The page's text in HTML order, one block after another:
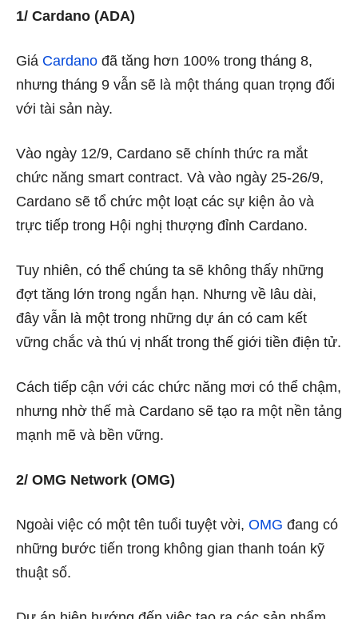
1/ Cardano (ADA)
Giá Cardano đã tăng hơn 100% trong tháng 8,
nhưng tháng 9 vẫn sẽ là một tháng quan trọng đối
với tài sản này.
Vào ngày 12/9, Cardano sẽ chính thức ra mắt
chức năng smart contract. Và vào ngày 25-26/9,
Cardano sẽ tổ chức một loạt các sự kiện ảo và
trực tiếp trong Hội nghị thượng đỉnh Cardano.
Tuy nhiên, có thể chúng ta sẽ không thấy những
đợt tăng lớn trong ngắn hạn. Nhưng về lâu dài,
đây vẫn là một trong những dự án có cam kết
vững chắc và thú vị nhất trong thế giới tiền điện tử.
Cách tiếp cận với các chức năng mơi có thể chậm,
nhưng nhờ thế mà Cardano sẽ tạo ra một nền tảng
mạnh mẽ và bền vững.
2/ OMG Network (OMG)
Ngoài việc có một tên tuổi tuyệt vời, OMG đang có
những bước tiến trong không gian thanh toán kỹ
thuật số.